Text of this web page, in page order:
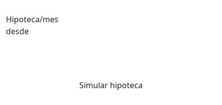
Hipoteca/mes
desde
Simular hipoteca